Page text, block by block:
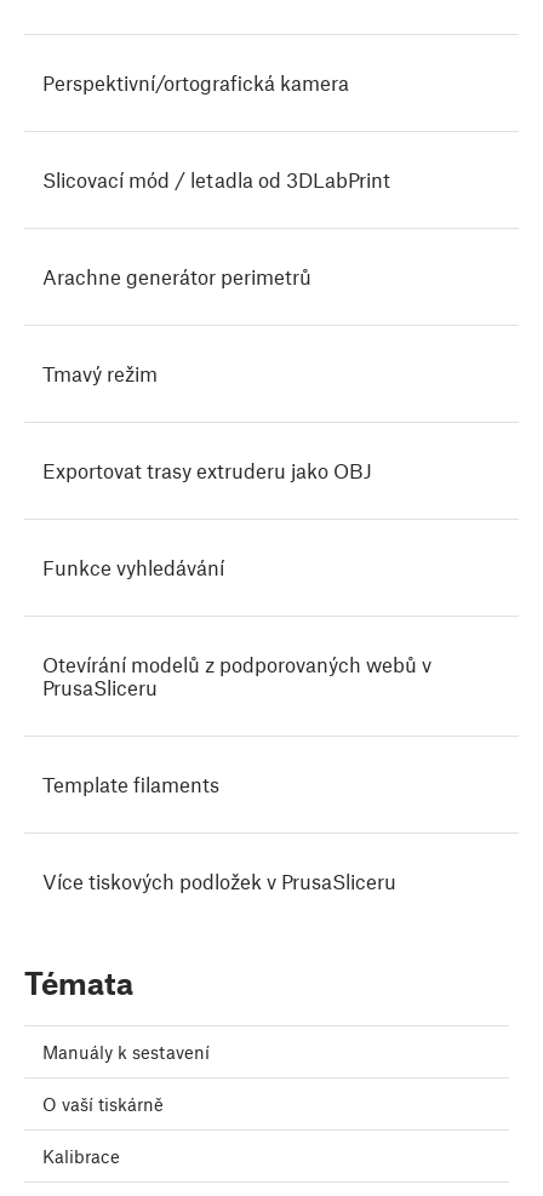
Perspektivní/ortografická kamera
Slicovací mód / letadla od 3DLabPrint
Arachne generátor perimetrů
Tmavý režim
Exportovat trasy extruderu jako OBJ
Funkce vyhledávání
Otevírání modelů z podporovaných webů v
PrusaSliceru
Template filaments
Více tiskových podložek v PrusaSliceru
Témata
Manuály k sestavení
O vaší tiskárně
Kalibrace